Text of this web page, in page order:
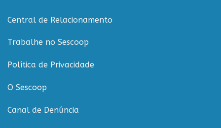
Central de Relacionamento
Trabalhe no Sescoop
Política de Privacidade
O Sescoop
Canal de Denúncia